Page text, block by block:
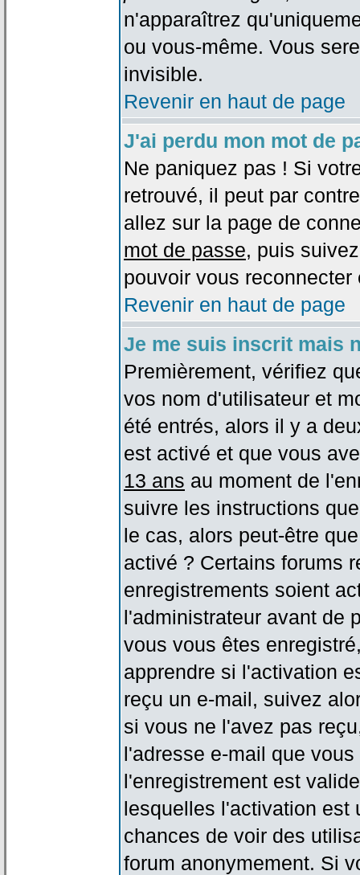
n'apparaîtrez
ou vous-même. Vous
invisible.
Revenir en haut de page
J'ai perdu mon mot de
Ne paniquez pas ! Si
retrouvé, il peut par
allez sur la page de
mot de passe, puis
pouvoir vous
Revenir en haut de page
Je me suis inscrit mais
Premièrement, vérifiez
vos nom d'utilisateur et
été entrés, alors il y a
est activé et que vous
13 ans au moment de
suivre les instructions
le cas, alors peut-être
activé ? Certains forums
enregistrements soient
l'administrateur avant de
vous vous êtes
apprendre si l'activation
reçu un e-mail, suivez
si vous ne l'avez pas
l'adresse e-mail que
l'enregistrement est
lesquelles l'activation est
chances de voir des
forum anonymement. Si